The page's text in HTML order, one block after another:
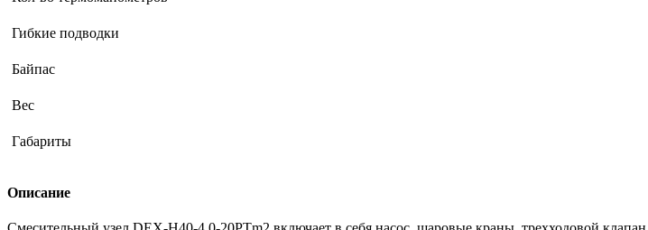
Гибкие подводки
Байпас
Вес
Габариты
Описание